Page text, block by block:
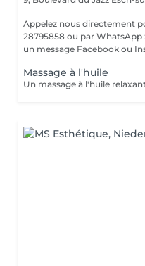
Appelez nous directement
28795858 ou par WhatsApp
un message Facebook ou
Massage à l'huile